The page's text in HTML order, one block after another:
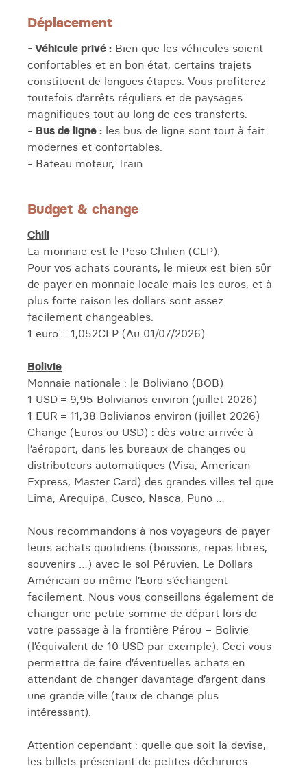
Déplacement
- Véhicule privé : Bien que les véhicules soient
confortables et en bon état, certains trajets
constituent de longues étapes. Vous profiterez
toutefois d’arrêts réguliers et de paysages
magnifiques tout au long de ces transferts.
- Bus de ligne : les bus de ligne sont tout à fait
modernes et confortables.
- Bateau moteur, Train
Budget & change
Chili
La monnaie est le Peso Chilien (CLP).
Pour vos achats courants, le mieux est bien sûr
de payer en monnaie locale mais les euros, et à
plus forte raison les dollars sont assez
facilement changeables.
1 euro = 1,052CLP (Au 01/07/2026)
Bolivie
Monnaie nationale : le Boliviano (BOB)
1 USD = 9,95 Bolivianos environ (juillet 2026)
1 EUR = 11,38 Bolivianos environ (juillet 2026)
Change (Euros ou USD) : dès votre arrivée à
l’aéroport, dans les bureaux de changes ou
distributeurs automatiques (Visa, American
Express, Master Card) des grandes villes tel que
Lima, Arequipa, Cusco, Nasca, Puno …
Nous recommandons à nos voyageurs de payer
leurs achats quotidiens (boissons, repas libres,
souvenirs …) avec le sol Péruvien. Le Dollars
Américain ou même l’Euro s’échangent
facilement. Nous vous conseillons également de
changer une petite somme de départ lors de
votre passage à la frontière Pérou – Bolivie
(l’équivalent de 10 USD par exemple). Ceci vous
permettra de faire d’éventuelles achats en
attendant de changer davantage d’argent dans
une grande ville (taux de change plus
intéressant).
Attention cependant : quelle que soit la devise,
les billets présentant de petites déchirures